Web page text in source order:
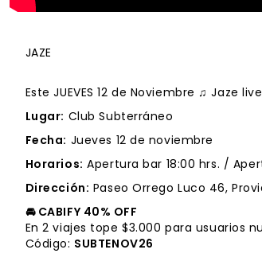
JAZE
Este JUEVES 12 de Noviembre ♫ Jaze
Lugar: Club Subterráneo
Fecha: Jueves 12 de noviembre
Horarios: Apertura bar 18:00 hrs. /
Dirección: Paseo Orrego Luco 46,
🚘 CABIFY 40% OFF
En 2 viajes tope $3.000 para usuarios
Código: SUBTENOV26